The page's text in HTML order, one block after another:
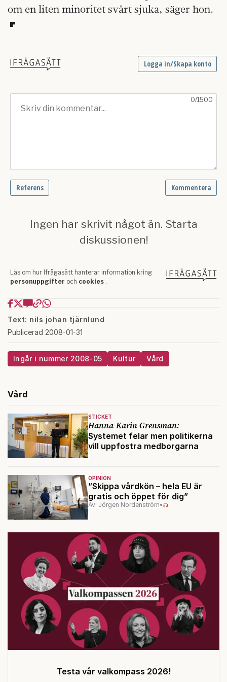
om en liten minoritet svårt sjuka, säger hon.
Text: nils johan tjärnlund
Publicerad 2008-01-31
Ingår i nummer 2008-05 Kultur Vård
Vård
STICKET
Hanna-Karin Grensman:
Systemet felar men politikerna
vill uppfostra medborgarna
OPINION
”Skippa vårdkön – hela EU är
gratis och öppet för dig”
Av: Jörgen Nordenström•
Testa vår valkompass 2026!